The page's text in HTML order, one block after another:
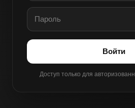
Войти
Доступ только для